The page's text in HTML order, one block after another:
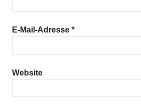
E-Mail-Adresse *
Website